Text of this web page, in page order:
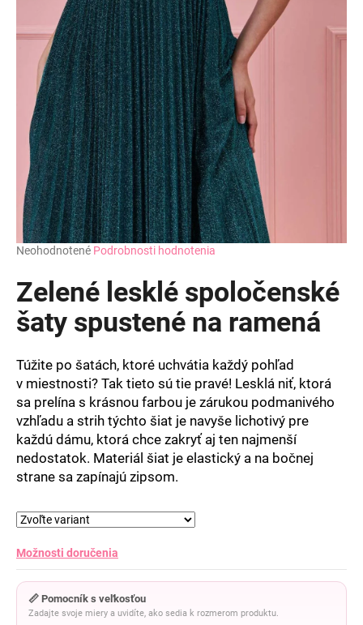
Priemerné
produktu
je
0,0
z
hviezdičiek.
Neohodnotené Podrobnosti hodnotenia
Zelené lesklé spoločenské
šaty spustené na ramená
Túžite po šatách, ktoré uchvátia každý pohľad
v miestnosti? Tak tieto sú tie pravé! Lesklá niť, ktorá
sa prelína s krásnou farbou je zárukou podmanivého
vzhľadu a strih týchto šiat je navyše lichotivý pre
každú dámu, ktorá chce zakryť aj ten najmenší
nedostatok. Materiál šiat je elastický a na bočnej
strane sa zapínajú zipsom.
Možnosti doručenia
📏 Pomocník s veľkosťou
Zadajte svoje miery a uvidíte, ako sedia k rozmerom produktu.